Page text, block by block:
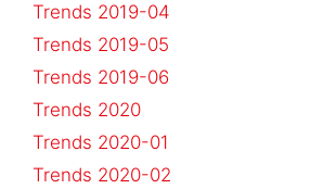
Trends 2019-04
Trends 2019-05
Trends 2019-06
Trends 2020
Trends 2020-01
Trends 2020-02